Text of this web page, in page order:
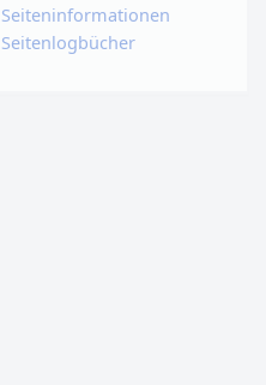
Seiten­informationen
Seitenlogbücher